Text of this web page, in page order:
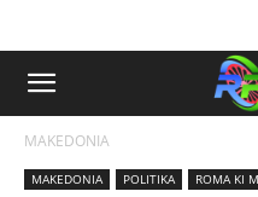
MAKEDONIA
MAKEDONIA POLITIKA ROMA KI